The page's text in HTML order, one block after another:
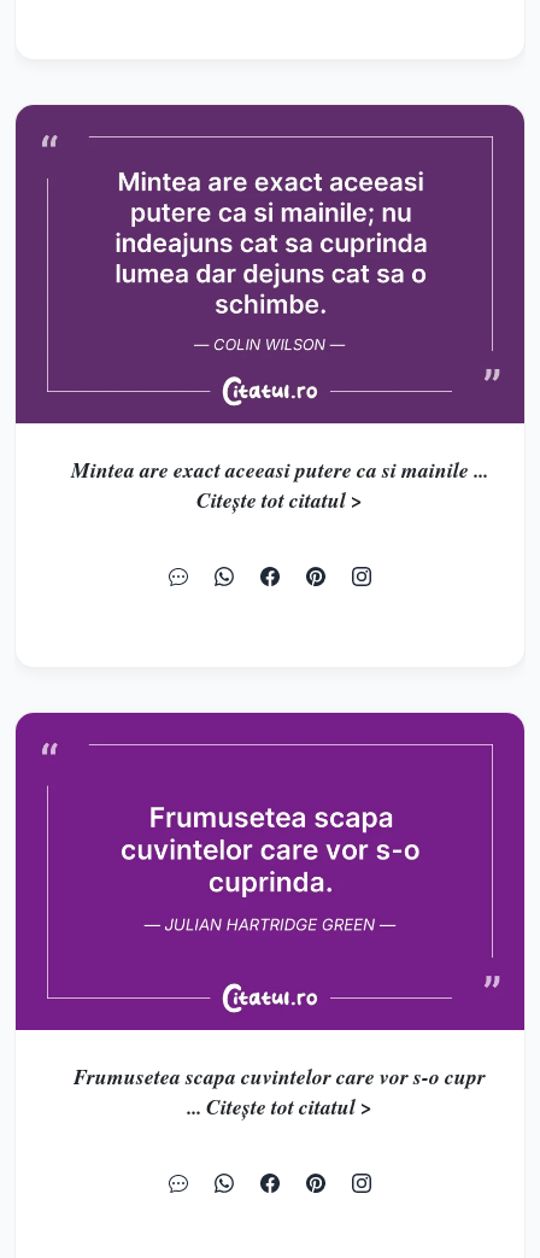
Mintea are exact aceeasi putere ca si mainile ...
Citește tot citatul >
Frumusetea scapa cuvintelor care vor s-o cupr
... Citește tot citatul >